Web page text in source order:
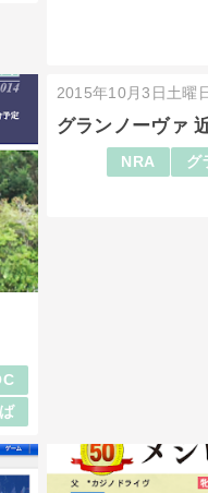
2015年10月3日土曜
グランノーヴァ
NRA グ